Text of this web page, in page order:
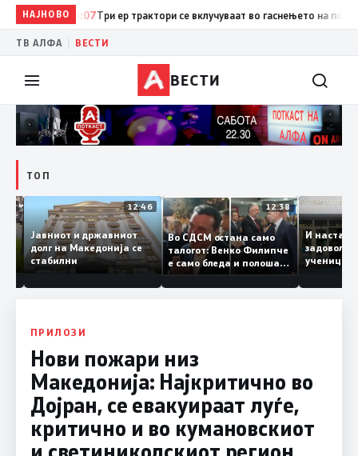
НАЈНОВО
13:07 Три ер трактори се вклучуваат во гаснењето на пожарот
ТВ АЛФА ВЕСТИ
ВЕСТИ
ТОП
12:47
ги
12:46
Јавниот и државниот
долг на Македонија се
стабилни
12:38
Во СДСМ остана само
талогот: Венко Филипче
е само бледа и полоша
копија дури и од Зоран
Заев
И
ПРИЛОЗИ
Нови пожари низ
Македонија: Најкритично во
Дојран, се евакуираат луѓе,
критично и во кумановскиот